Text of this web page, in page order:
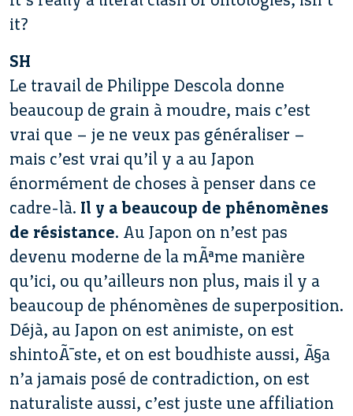
it?
SH
Le travail de Philippe Descola donne
beaucoup de grain à moudre, mais c’est
vrai que – je ne veux pas généraliser –
mais c’est vrai qu’il y a au Japon
énormément de choses à penser dans ce
cadre-là. Il y a beaucoup de phénomènes
de résistance. Au Japon on n’est pas
devenu moderne de la mÃªme manière
qu’ici, ou qu’ailleurs non plus, mais il y a
beaucoup de phénomènes de superposition.
Déjà, au Japon on est animiste, on est
shintoÃ¯ste, et on est boudhiste aussi, Ã§a
n’a jamais posé de contradiction, on est
naturaliste aussi, c’est juste une affiliation